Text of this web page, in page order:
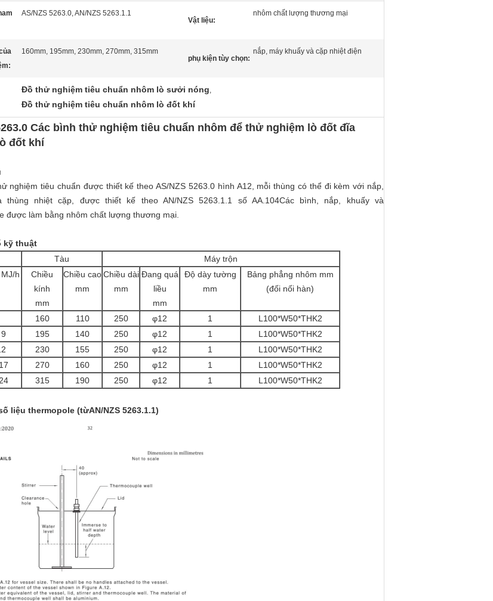
AS/NZS 5263.0, AN/NZS 5263.1.1
Vật liệu:
nhôm chất lượng thương mại
160mm, 195mm, 230mm, 270mm, 315mm
phụ kiện tùy chọn:
nắp, máy khuấy và cặp nhiệt điện
Đồ thử nghiệm tiêu chuẩn nhôm lò sưởi nóng,
Đồ thử nghiệm tiêu chuẩn nhôm lò đốt khí
Các bình thử nghiệm tiêu chuẩn nhôm để thử nghiệm lò đốt đĩa
đốt khí
nghiệm tiêu chuẩn được thiết kế theo AS/NZS 5263.0 hình A12, mỗi thùng có thể đi kèm với nắp,
thùng nhiệt cặp, được thiết kế theo AN/NZS 5263.1.1 số AA.104Các bình, nắp, khuấy và
được làm bằng nhôm chất lượng thương mại.
kỹ thuật
Tàu
Máy trộn
h
Chiều
kính
mm
Chiều cao
mm
Chiều dài
mm
Đang quá
liều
mm
Độ dày tường
mm
Bảng phẳng nhôm mm
(đối nối hàn)
160 110 250 φ12 1
L100*W50*THK2
195 140 250 φ12 1
L100*W50*THK2
230 155 250 φ12 1
L100*W50*THK2
270 160 250 φ12 1
L100*W50*THK2
315 190 250 φ12 1 L100*W50*THK2
liệu thermopole (từAN/NZS 5263.1.1)